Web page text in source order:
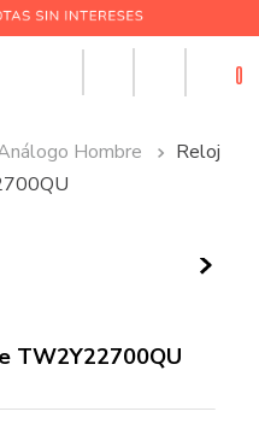
0
Hombre
Reloj
TW2Y22700QU